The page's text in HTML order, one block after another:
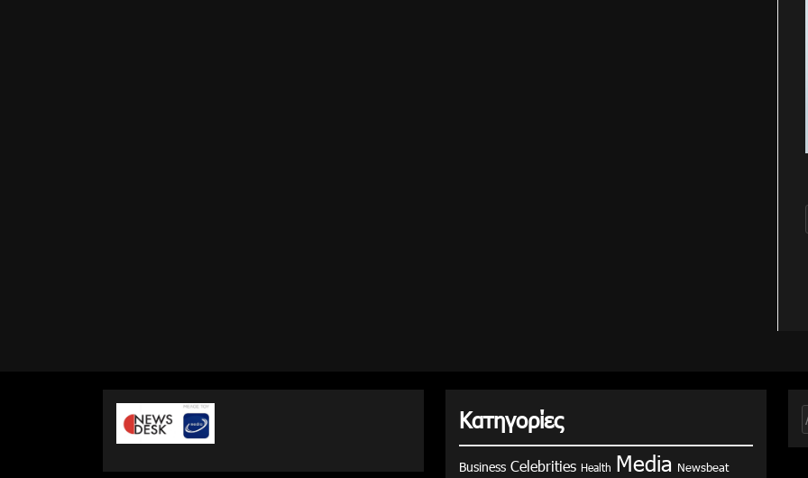
Κατηγορίες
Business Celebrities Health Media Newsbeat